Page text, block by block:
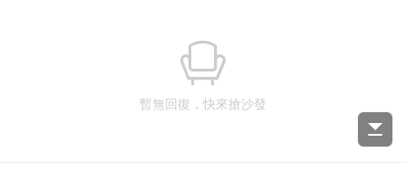
暫無回復，快來搶沙發